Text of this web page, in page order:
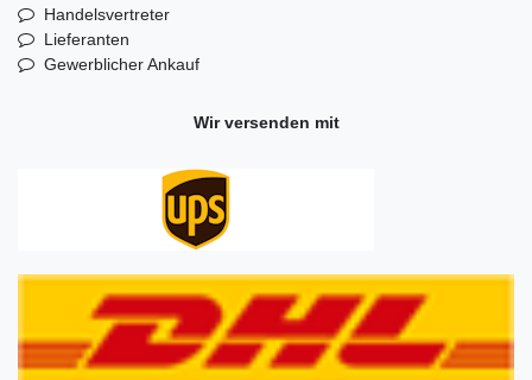
Handelsvertreter
Lieferanten
Gewerblicher Ankauf
Wir versenden mit